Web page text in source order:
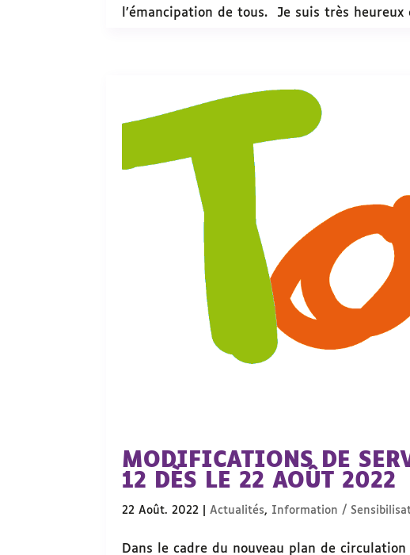
l’émancipation de tous. Je suis très heureux
MODIFICATIONS DE
12 DÈS LE 22 AOÛT 2022
22 Août. 2022 |Actualités, Information /
Dans le cadre du nouveau plan de